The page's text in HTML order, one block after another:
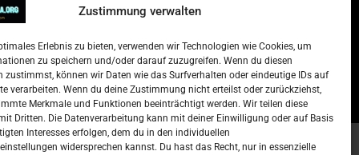
Zustimmung verwalten
Erlebnis zu bieten, verwenden wir Technologien wie Cookies, um
zu speichern und/oder darauf zuzugreifen. Wenn du diesen
zustimmst, können wir Daten wie das Surfverhalten oder eindeutige IDs auf
verarbeiten. Wenn du deine Zustimmung nicht erteilst oder zurückziehst,
Merkmale und Funktionen beeinträchtigt werden. Wir teilen diese
Dritten. Die Datenverarbeitung kann mit deiner Einwilligung oder auf Basis
Interesses erfolgen, dem du in den individuellen
widersprechen kannst. Du hast das Recht, nur in essenzielle
Lista najtraženijih deficitarnih
15. Oktober 2022 Redakcija